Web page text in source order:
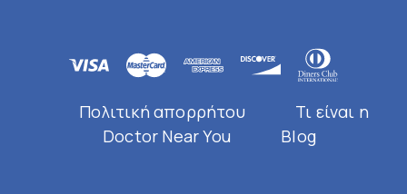
Πολιτική απορρήτου
Τι είναι η
Doctor Near You
Blog